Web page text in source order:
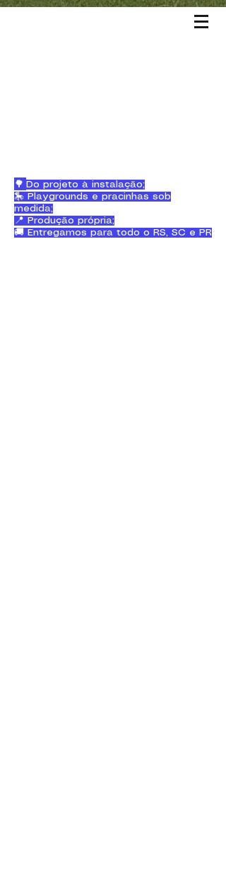
🌳 Do projeto à instalação;
🎠 Playgrounds e pracinhas sob
medida;
📍 Produção própria;
🚚 Entregamos para todo o RS, SC e PR